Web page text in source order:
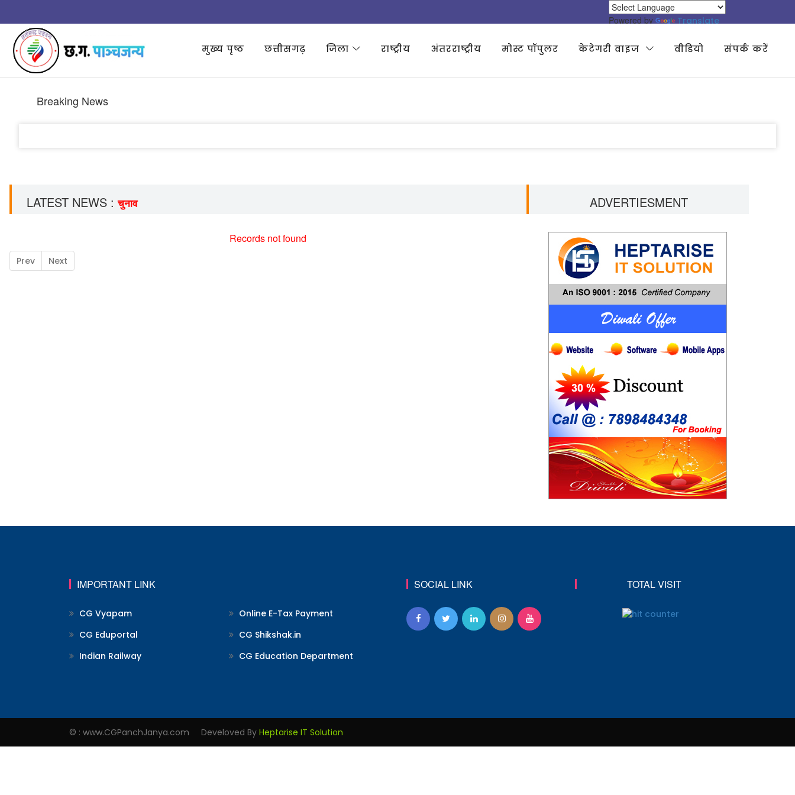
Powered by Translate
मुख्य पृष्ठ छत्तीसगढ़ जिला राष्ट्रीय अंतरराष्ट्रीय मोस्ट पॉपुलर केटेगरी वाइज वीडियो संपर्क करें
Breaking News
LATEST NEWS :चुनाव
Records not found
Prev Next
ADVERTIESMENT
IMPORTANT LINK
CG Vyapam
Online E-Tax Payment
CG Eduportal
CG Shikshak.in
Indian Railway
CG Education Department
SOCIAL LINK TOTAL VISIT
© : www.CGPanchJanya.com Develoved By Heptarise IT Solution